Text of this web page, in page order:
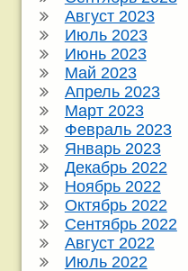
Август 2023
Июль 2023
Июнь 2023
Май 2023
Апрель 2023
Март 2023
Февраль 2023
Январь 2023
Декабрь 2022
Ноябрь 2022
Октябрь 2022
Сентябрь 2022
Август 2022
Июль 2022